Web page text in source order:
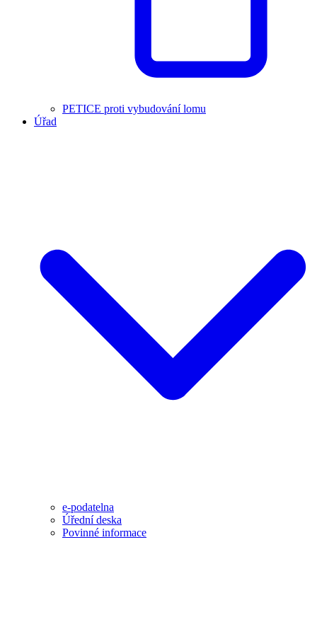
PETICE proti vybudování lomu
Úřad
e-podatelna
Úřední deska
Povinné informace